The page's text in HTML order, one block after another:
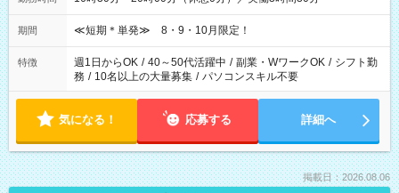
期間 ≪短期＊単発≫ 8・9・10月限定！
特徴 週1日からOK / 40～50代活躍中 / 副業・WワークOK / シフト勤
務 / 10名以上の大量募集 / パソコンスキル不要
気になる！ 応募する 詳細へ
掲載日：2026.08.06